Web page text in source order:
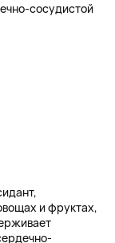
сосудистой
и фруктах,